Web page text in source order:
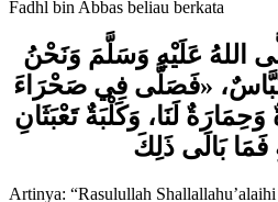
Muhammad bin Umar bin Ali, dari
Fadhl bin Abbas beliau berkata
اللهُ عَلَيْهِ وَسَلَّمَ وَنَحْنُ
« فَصَلَّى فِي صَحْرَاءَ
لَنَا، وَكَلْبَةٌ تَعْبَثَانِ
فَمَا بَالَى ذَلِكَ